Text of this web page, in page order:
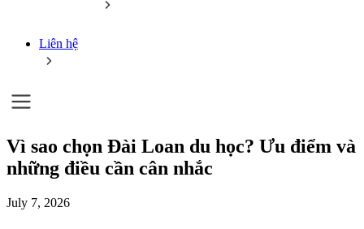
Liên hệ
Vì sao chọn Đài Loan du học? Ưu điểm và
những điều cần cân nhắc
July 7, 2026